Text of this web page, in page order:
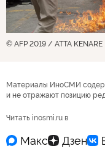
© AFP 2019 / ATTA KENARE
Материалы ИноСМИ
и не отражают позицию
Читать inosmi.ru в